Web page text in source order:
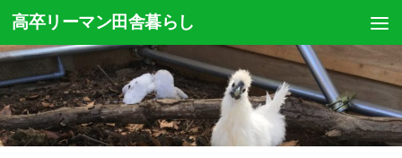
コンテンツへスキップ
高卒リーマン田舎暮らし